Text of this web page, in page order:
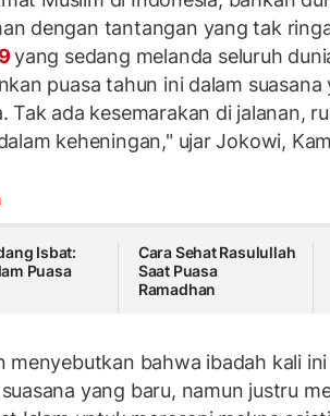
dengan tantangan yang tak
yang sedang melanda seluruh
puasa tahun ini dalam
Tak ada kesemarakan di jalanan,
keheningan," ujar Jokowi,
Isbat:
Puasa
Cara Sehat Rasulullah
Saat Puasa
Ramadhan
menyebutkan bahwa ibadah kali
yang baru, namun justru